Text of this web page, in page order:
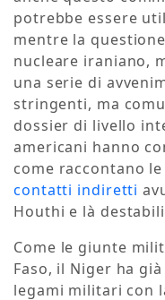
potrebbe essere
mentre la
nucleare iraniano,
una serie di
stringenti, ma
dossier di livello
americani hanno
come raccontano
contatti indiretti
Houthi e là
Come le giunte
Faso, il Niger ha
legami militari con